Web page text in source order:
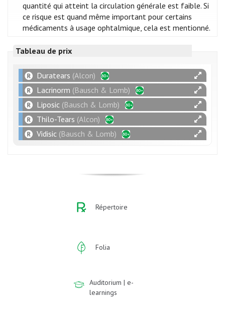
quantité qui atteint la circulation générale est faible. Si
ce risque est quand même important pour certains
médicaments à usage ophtalmique, cela est mentionné.
Tableau de prix
Duratears (Alcon)
Lacrinorm (Bausch & Lomb)
Liposic (Bausch & Lomb)
Thilo-Tears (Alcon)
Vidisic (Bausch & Lomb)
Répertoire
Folia
Auditorium | e-
learnings